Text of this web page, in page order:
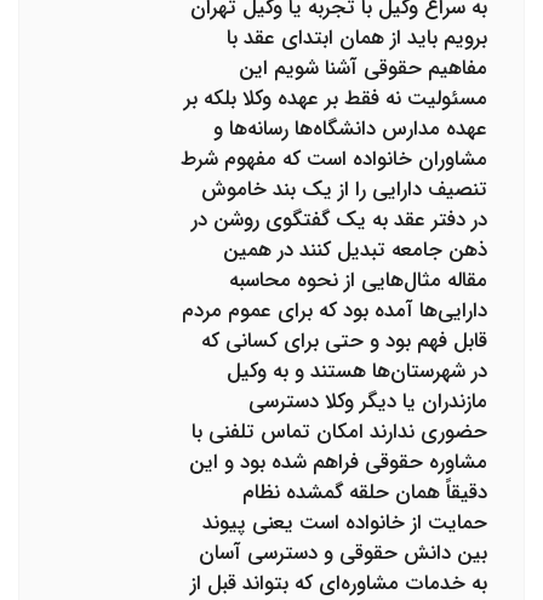
به سراغ وکیل با تجربه یا وکیل تهران
برویم باید از همان ابتدای عقد با
مفاهیم حقوقی آشنا شویم این
مسئولیت نه فقط بر عهده وکلا بلکه بر
عهده مدارس دانشگاه‌ها رسانه‌ها و
مشاوران خانواده است که مفهوم شرط
تنصیف دارایی را از یک بند خاموش
در دفتر عقد به یک گفتگوی روشن در
ذهن جامعه تبدیل کنند در همین
مقاله مثال‌هایی از نحوه محاسبه
دارایی‌ها آمده بود که برای عموم مردم
قابل فهم بود و حتی برای کسانی که
در شهرستان‌ها هستند و به وکیل
مازندران یا دیگر وکلا دسترسی
حضوری ندارند امکان تماس تلفنی با
مشاوره حقوقی فراهم شده بود و این
دقیقاً همان حلقه گمشده نظام
حمایت از خانواده است یعنی پیوند
بین دانش حقوقی و دسترسی آسان
به خدمات مشاوره‌ای که بتواند قبل از